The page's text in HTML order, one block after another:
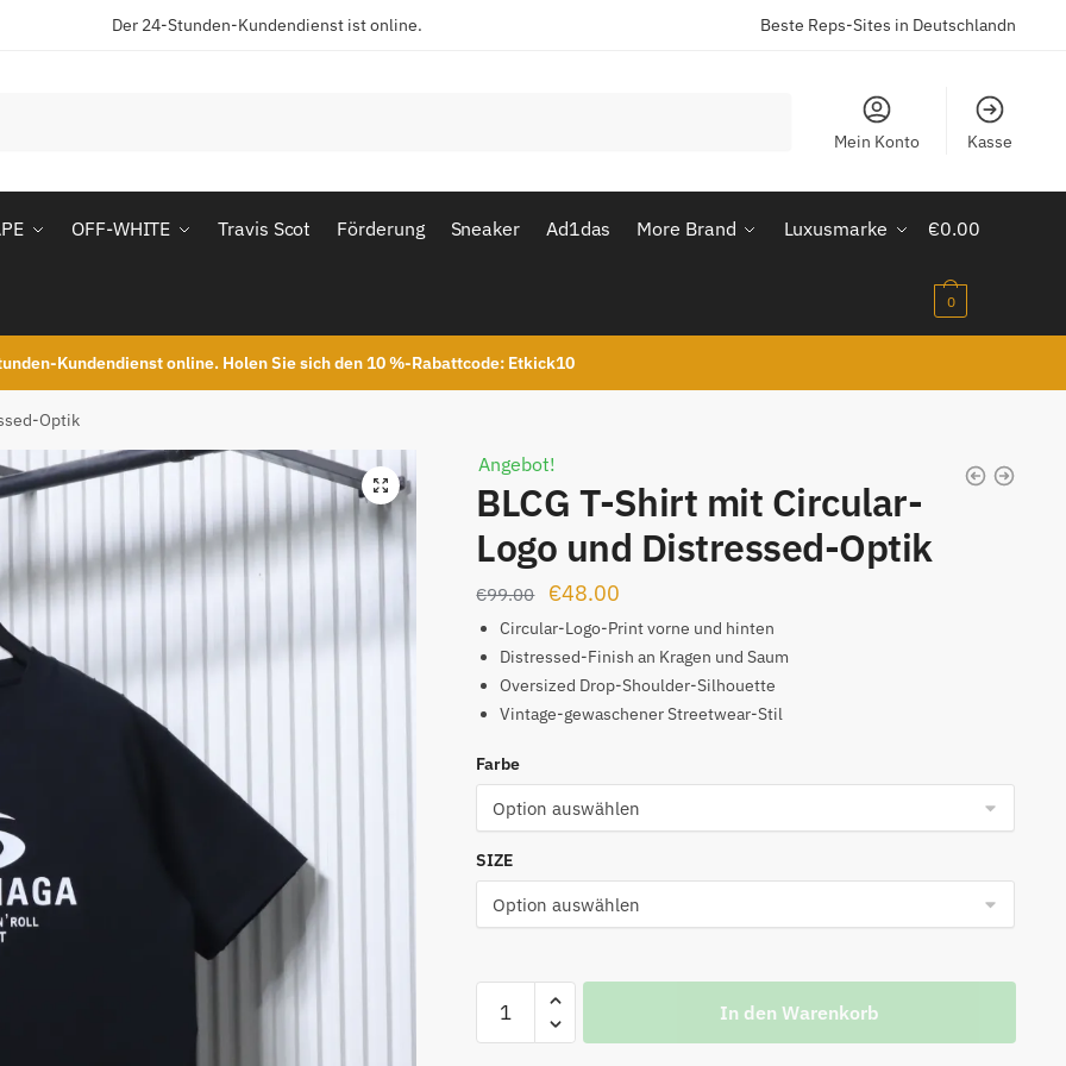
Der 24-Stunden-Kundendienst ist online. Beste Reps-Sites in Deutschlandn
Mein Konto Kasse
OFF-WHITE Travis Scot Förderung Sneaker Ad1das More Brand Luxusmarke €0.00
0
Kundendienst online. Holen Sie sich den 10 %-Rabattcode: Etkick10
Optik
Angebot!
BLCG T-Shirt mit Circular-
Logo und Distressed-Optik
€99.00
Ursprünglicher
Preis
war:
€99.00
€48.00
Preis
ist:
€48.00.
Circular-Logo-Print vorne und hinten
Distressed-Finish an Kragen und Saum
Oversized Drop-Shoulder-Silhouette
Vintage-gewaschener Streetwear-Stil
Farbe
SIZE
In den Warenkorb